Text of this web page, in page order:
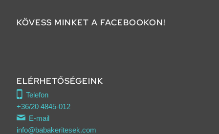
KÖVESS MINKET A FACEBOOKON!
ELÉRHETŐSÉGEINK
Telefon
+36/20 4845-012
E-mail
info@babakeritesek.com